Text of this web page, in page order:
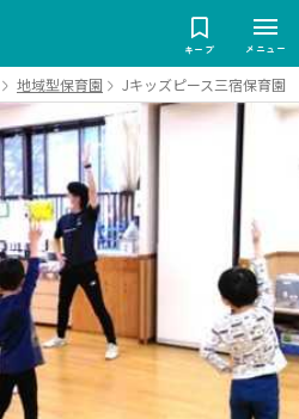
キープ メニュー
地域型保育園 Jキッズピース三宿保育園